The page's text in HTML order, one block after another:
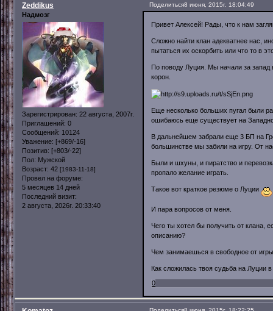
Поделиться8 июня, 2015г. 18:04:49
Zeddikus
Надмозг
Зарегистрирован: 22 августа, 2007г.
Приглашений: 0
Сообщений: 10124
Уважение: [+869/-16]
Позитив: [+803/-22]
Пол: Мужской
Возраст: 42 [1983-11-18]
Провел на форуме:
5 месяцев 14 дней
Последний визит:
2 августа, 2026г. 20:33:40
Привет Алексей! Рады, что к нам
Сложно найти клан адекватнее нас,
пытаться их оскорбить или что то в
По поводу Луция. Мы начали за
корон.
Еще несколько больших пугал были
ошибаюсь еще существует на
В дальнейшем забрали еще 3 БП на
большинстве мы забили на игру. От
Были и шхуны, и пиратство и
пропало желание играть.
Такое вот краткое резюме о Луции
И пара вопросов от меня.
Чего ты хотел бы получить от клана,
описанию?
Чем занимаешься в свободное от
Как сложилась твоя судьба на Луции
0